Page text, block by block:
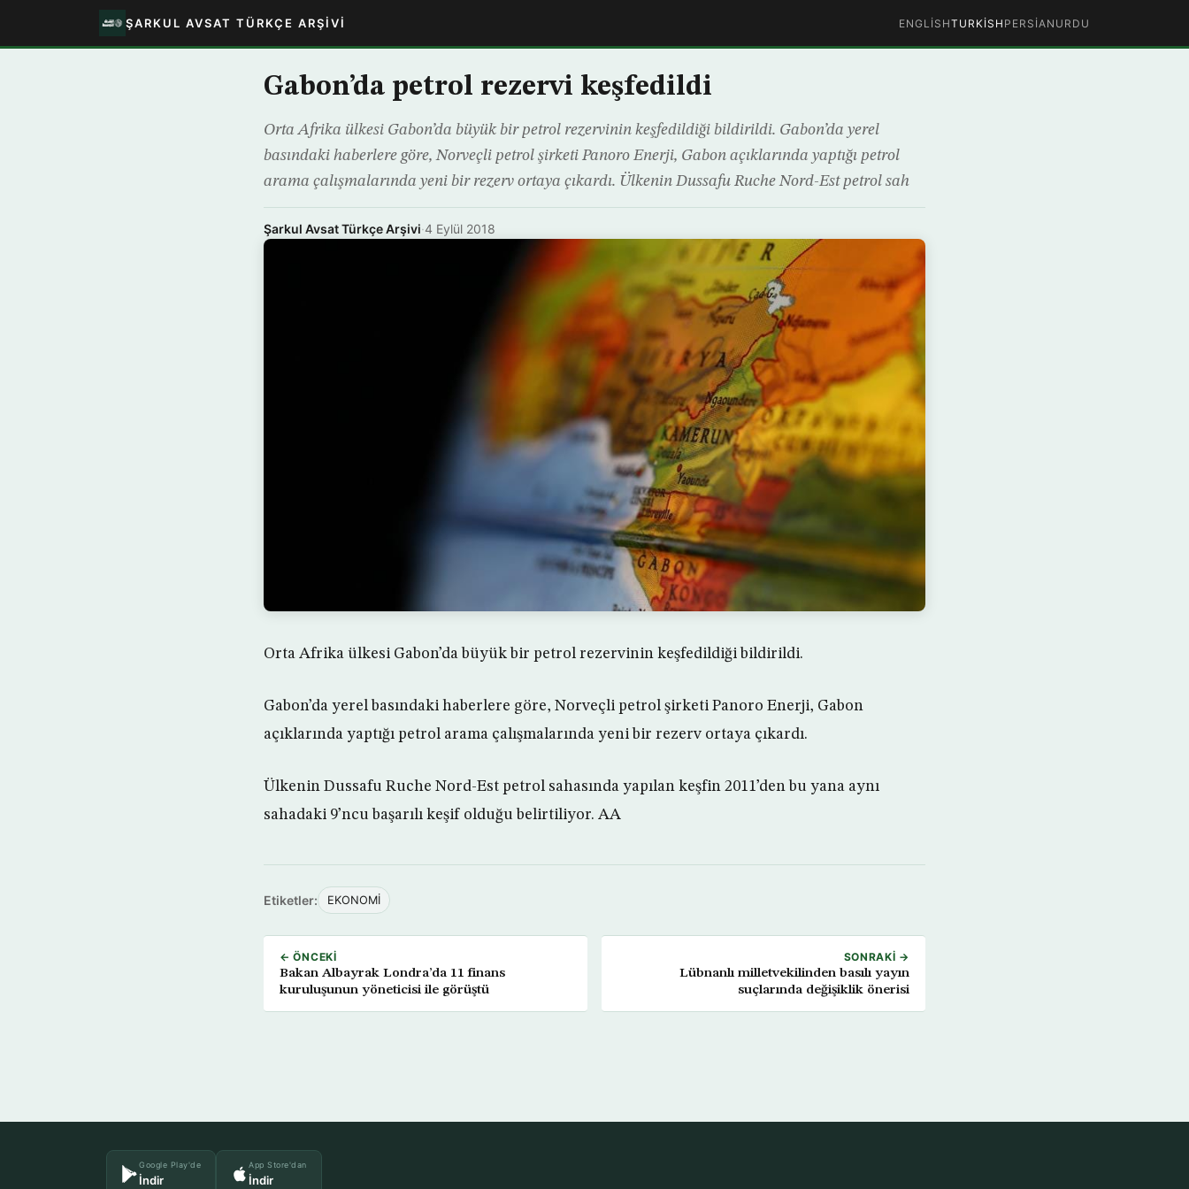
ŞARKUL AVSAT TÜRKÇE ARŞIVI ENGLISHTURKISH PERSIAN URDU
Gabon’da petrol rezervi keşfedildi
Orta Afrika ülkesi Gabon’da büyük bir petrol rezervinin keşfedildiği bildirildi. Gabon’da yerel
basındaki haberlere göre, Norveçli petrol şirketi Panoro Enerji, Gabon açıklarında yaptığı petrol
arama çalışmalarında yeni bir rezerv ortaya çıkardı. Ülkenin Dussafu Ruche Nord-Est petrol sah
Şarkul Avsat Türkçe Arşivi·4 Eylül 2018
Orta Afrika ülkesi Gabon’da büyük bir petrol rezervinin keşfedildiği bildirildi.
Gabon’da yerel basındaki haberlere göre, Norveçli petrol şirketi Panoro Enerji, Gabon
açıklarında yaptığı petrol arama çalışmalarında yeni bir rezerv ortaya çıkardı.
Ülkenin Dussafu Ruche Nord-Est petrol sahasında yapılan keşfin 2011’den bu yana aynı
sahadaki 9’ncu başarılı keşif olduğu belirtiliyor. AA
Etiketler: EKONOMİ
← ÖNCEKI
Bakan Albayrak Londra’da 11 finans
kuruluşunun yöneticisi ile görüştü
SONRAKI →
Lübnanlı milletvekilinden basılı yayın
suçlarında değişiklik önerisi
Google Play'de
İndir
App Store'dan
İndir